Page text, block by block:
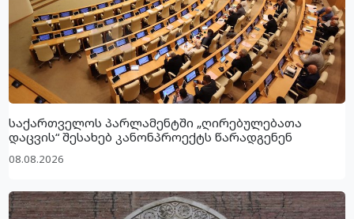
საქართველოს პარლამენტში „ღირებულებათა
დაცვის“ შესახებ კანონპროექტს წარადგენენ
08.08.2026